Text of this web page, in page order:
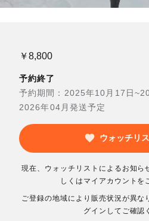
￥8,800
予約終了
予約期間：2025年10月17日
2026年04月発送予定
ウォッチリ
現在、ウォッチリストによるお知ら
しくはマイアカウントを
ご登録の地域により販売状況が異な
グインしてご確認